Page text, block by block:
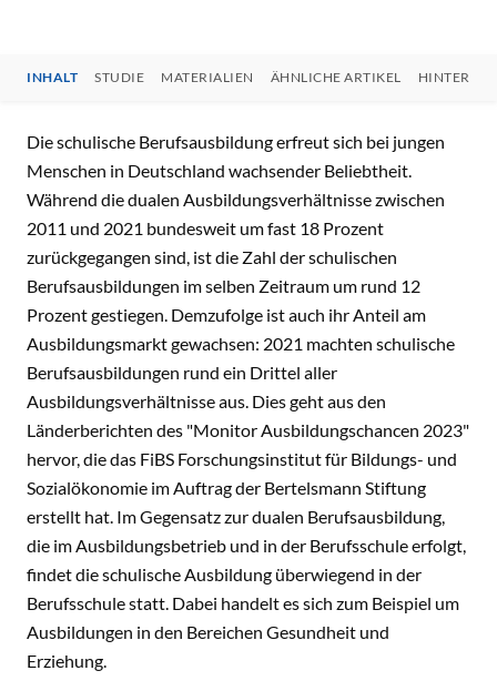
INHALT STUDIE MATERIALIEN ÄHNLICHE ARTIKEL
INHALT
Die schulische Berufsausbildung erfreut sich bei jungen
Menschen in Deutschland wachsender Beliebtheit.
Während die dualen Ausbildungsverhältnisse zwischen
2011 und 2021 bundesweit um fast 18 Prozent
zurückgegangen sind, ist die Zahl der schulischen
Berufsausbildungen im selben Zeitraum um rund 12
Prozent gestiegen. Demzufolge ist auch ihr Anteil am
Ausbildungsmarkt gewachsen: 2021 machten schulische
Berufsausbildungen rund ein Drittel aller
Ausbildungsverhältnisse aus. Dies geht aus den
Länderberichten des "Monitor Ausbildungschancen 2023"
hervor, die das FiBS Forschungsinstitut für Bildungs- und
Sozialökonomie im Auftrag der Bertelsmann Stiftung
erstellt hat. Im Gegensatz zur dualen Berufsausbildung,
die im Ausbildungsbetrieb und in der Berufsschule erfolgt,
findet die schulische Ausbildung überwiegend in der
Berufsschule statt. Dabei handelt es sich zum Beispiel um
Ausbildungen in den Bereichen Gesundheit und
Erziehung.